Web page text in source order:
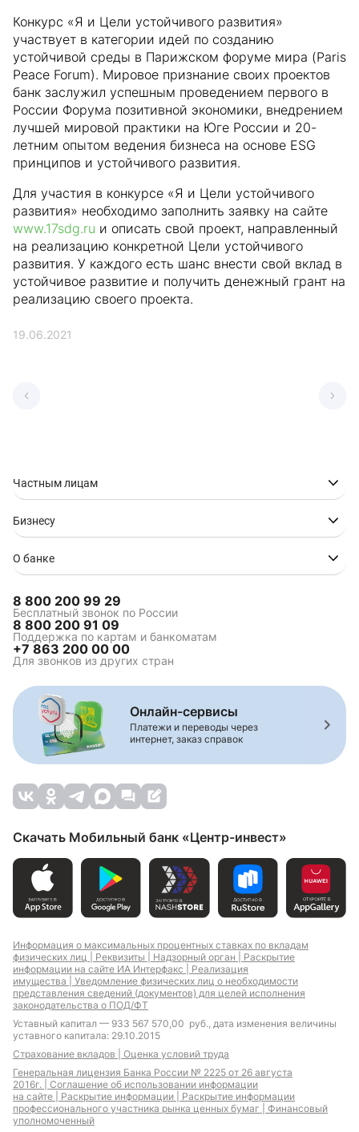
Конкурс «Я и Цели устойчивого развития»
участвует в категории идей по созданию
устойчивой среды в Парижском форуме мира (Paris
Peace Forum). Мировое признание своих проектов
банк заслужил успешным проведением первого в
России Форума позитивной экономики, внедрением
лучшей мировой практики на Юге России и 20-
летним опытом ведения бизнеса на основе ESG
принципов и устойчивого развития.
Для участия в конкурсе «Я и Цели устойчивого
развития» необходимо заполнить заявку на сайте
www.17sdg.ru и описать свой проект, направленный
на реализацию конкретной Цели устойчивого
развития. У каждого есть шанс внести свой вклад в
устойчивое развитие и получить денежный грант на
реализацию своего проекта.
19.06.2021
Частным лицам
Бизнесу
О банке
8 800 200 99 29
Бесплатный звонок по России
8 800 200 91 09
Поддержка по картам и банкоматам
+7 863 200 00 00
Для звонков из других стран
Онлайн-сервисы
Платежи и переводы через
интернет, заказ справок
Скачать Мобильный банк «Центр-инвест»
Информация о максимальных процентных ставках по вкладам
физических лиц | Реквизиты | Надзорный орган | Раскрытие
информации на сайте ИА Интерфакс | Реализация
имущества | Уведомление физических лиц о необходимости
представления сведений (документов) для целей исполнения
законодательства о ПОД/ФТ
Уставный капитал — 933 567 570,00 руб., дата изменения величины
уставного капитала: 29.10.2015
Страхование вкладов | Оценка условий труда
Генеральная лицензия Банка России № 2225 от 26 августа
2016г. | Соглашение об использовании информации
на сайте | Раскрытие информации | Раскрытие информации
профессионального участника рынка ценных бумаг | Финансовый
уполномоченный